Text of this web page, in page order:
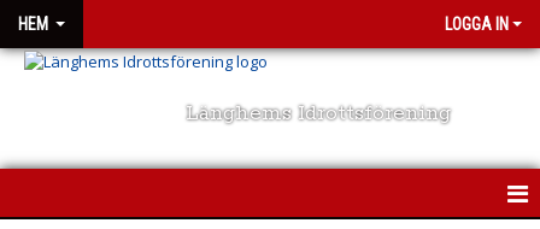
HEM LOGGA IN
Länghems Idrottsförening